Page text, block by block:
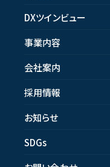
DXツインビュー
事業内容
会社案内
採用情報
お知らせ
SDGs